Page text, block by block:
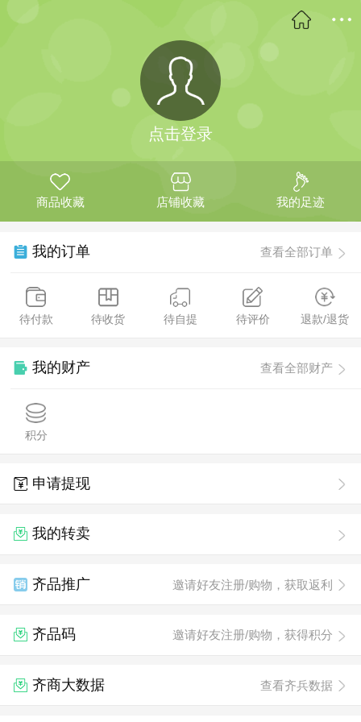
点击登录
商品收藏 店铺收藏 我的足迹
我的订单 查看全部订单
待付款 待收货 待自提 待评价 退款/退货
我的财产 查看全部财产
积分
申请提现
我的转卖
齐品推广 邀请好友注册/购物，获取返利
齐品码 邀请好友注册/购物，获得积分
齐商大数据 查看齐兵数据